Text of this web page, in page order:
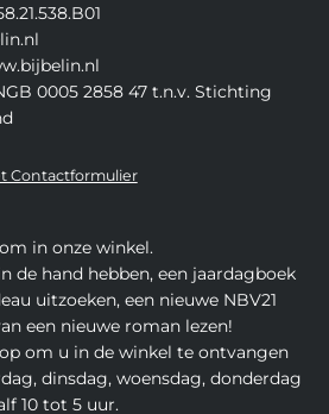
0005 2858 47 t.n.v. Stichting
Contactformulier
in onze winkel.
de hand hebben, een jaardagboek
uitzoeken, een nieuwe NBV21
een nieuwe roman lezen!
om u in de winkel te ontvangen
dinsdag, woensdag, donderdag
10 tot 5 uur.